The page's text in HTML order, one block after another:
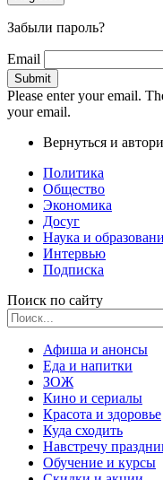
Забыли пароль?
Email
Please enter your email.
your email.
Вернуться и
Политика
Общество
Экономика
Досуг
Наука и
Интервью
Подписка
Поиск по сайту
Афиша и анонсы
Еда и напитки
ЗОЖ
Кино и сериалы
Красота и здоровье
Куда сходить
Навстречу
Обучение и курсы